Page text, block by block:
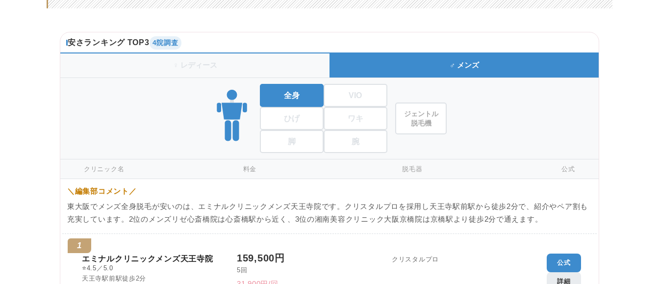
安さランキング TOP3 4院調査
♀ レディース ♂ メンズ
全身 VIO
ひげ ワキ
脚 腕
ジェントル
脱毛機
クリニック名 料金 脱毛器 公式
＼編集部コメント／
東大阪でメンズ全身脱毛が安いのは、エミナルクリニックメンズ天王寺院です。クリスタルプロを採用し天王寺駅前駅から徒歩2分で、紹介やペア割も
充実しています。2位のメンズリゼ心斎橋院は心斎橋駅から近く、3位の湘南美容クリニック大阪京橋院は京橋駅より徒歩2分で通えます。
1
エミナルクリニックメンズ天王寺院
⭐4.5／5.0
天王寺駅前駅徒歩2分
159,500円
5回
クリスタルプロ 公式
詳細